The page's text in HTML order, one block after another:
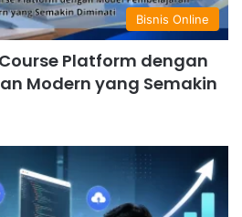
Bisnis Online
Platform dengan
Modern yang Semakin